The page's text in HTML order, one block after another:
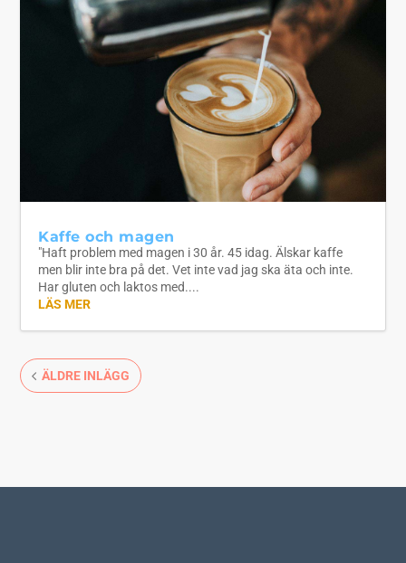
Kaffe och magen
"Haft problem med magen i 30 år. 45 idag. Älskar kaffe
men blir inte bra på det. Vet inte vad jag ska äta och inte.
Har gluten och laktos med....
LÄS MER
ÄLDRE INLÄGG